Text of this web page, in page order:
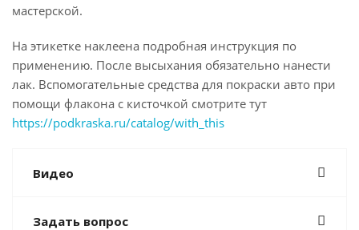
мастерской.
На этикетке наклеена подробная инструкция по
применению. После высыхания обязательно нанести
лак. Вспомогательные средства для покраски авто при
помощи флакона с кисточкой смотрите тут
https://podkraska.ru/catalog/with_this
Видео
Задать вопрос